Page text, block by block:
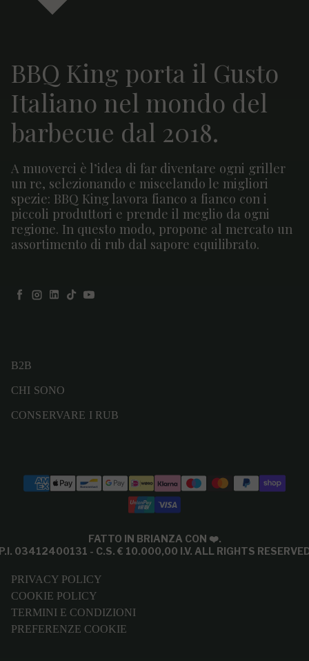
BBQ King porta il Gusto
Italiano nel mondo del
barbecue dal 2018.
A muoverci è l’idea di far diventare ogni griller
un re, selezionando e miscelando le migliori
spezie: BBQ King lavora fianco a fianco con i
piccoli produttori e prende il meglio da ogni
regione. In questo modo, propone al mercato un
assortimento di rub dal sapore equilibrato.
Facebook
Instagram
LinkedIn
TikTokYouTube
B2B
CHI SONO
CONSERVARE I RUB
Modalità di pagamento
FATTO IN BRIANZA CON ❤️.
03412400131 - C.S. € 10.000,00 I.V. ALL RIGHTS
PRIVACY POLICY
COOKIE POLICY
TERMINI E CONDIZIONI
PREFERENZE COOKIE